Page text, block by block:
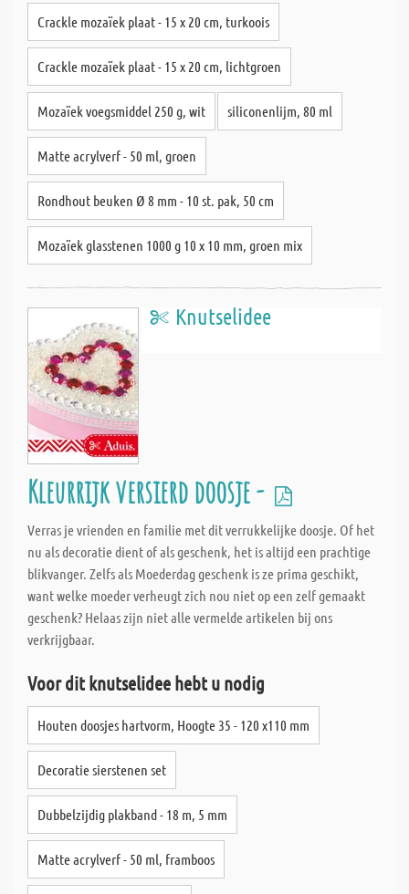
Crackle mozaïek plaat - 15 x 20 cm, turkoois
Crackle mozaïek plaat - 15 x 20 cm, lichtgroen
Mozaïek voegsmiddel 250 g, wit siliconenlijm, 80 ml
Matte acrylverf - 50 ml, groen
Rondhout beuken Ø 8 mm - 10 st. pak, 50 cm
Mozaïek glasstenen 1000 g 10 x 10 mm, groen mix
Knutselidee
Kleurrijk versierd doosje -
Verras je vrienden en familie met dit verrukkelijke doosje. Of het
nu als decoratie dient of als geschenk, het is altijd een prachtige
blikvanger. Zelfs als Moederdag geschenk is ze prima geschikt,
want welke moeder verheugt zich nou niet op een zelf gemaakt
geschenk? Helaas zijn niet alle vermelde artikelen bij ons
verkrijgbaar.
Voor dit knutselidee hebt u nodig
Houten doosjes hartvorm, Hoogte 35 - 120 x110 mm
Decoratie sierstenen set
Dubbelzijdig plakband - 18 m, 5 mm
Matte acrylverf - 50 ml, framboos